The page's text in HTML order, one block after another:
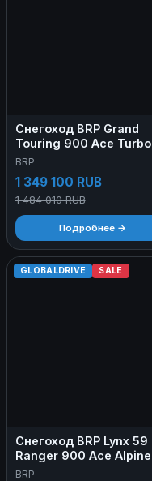
Снегоход BRP Grand
Touring 900 Ace Turbo
137
BRP
1 349 100 RUB
1 484 010 RUB
Подробнее →
GLOBALDRIVE SALE
Снегоход BRP Lynx 59
Ranger 900 Ace Alpine
2024
BRP